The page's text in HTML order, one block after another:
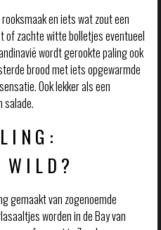
en iets wat zout een
of zachte witte bolletjes eventueel
wordt gerookte paling ook
brood met iets opgewarmde
Ook lekker als een
salade.
WILD?
gemaakt van zogenoemde
worden in de Bay van